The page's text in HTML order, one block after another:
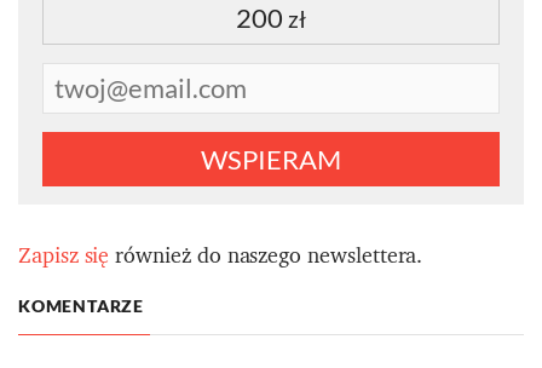
200 zł
WSPIERAM
Zapisz sięrównież do naszego newslettera.
KOMENTARZE